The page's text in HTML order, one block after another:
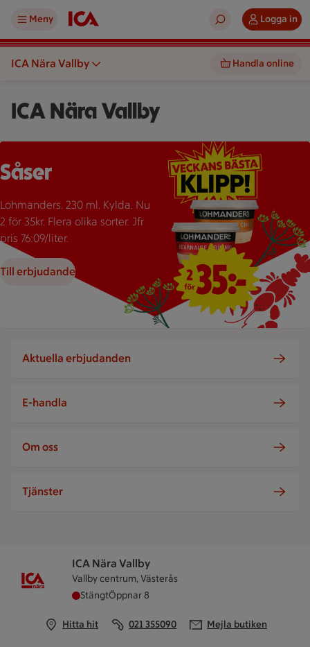
Meny Logga in
ICA Nära Vallby Handla online
ICA Nära Vallby
Två burkar Lohmanders sås med texten "2 för 35:-" som
Såser
Lohmanders. 230 ml. Kylda. Nu
2 för 35kr. Flera olika sorter. Jfr
pris 76:09/liter.
Till erbjudande
Aktuella erbjudanden
E-handla
Om oss
Tjänster
ICA Nära Vallby
Vallby centrum, Västerås
ICA Nära Vallby har stängt, öppnar klockan 8
StängtÖppnar 8
Hitta hit 021 355090 Mejla butiken